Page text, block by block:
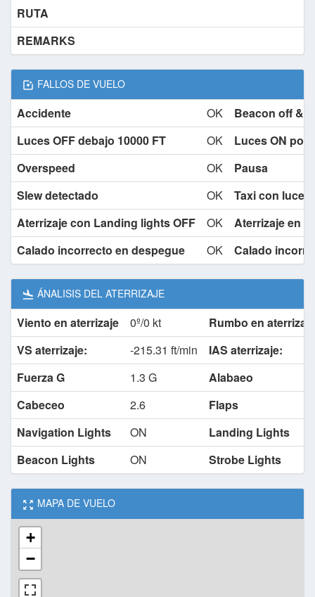
RUTA
REMARKS
FALLOS DE VUELO
Accidente OK
Beacon off &
Luces OFF debajo 10000 FT
OK
Luces ON por
Overspeed
OK
Pausa
Slew detectado
OK
Taxi con luces
Aterrizaje con Landing lights OFF
OK
Aterrizaje en
Calado incorrecto en despegue
OK Calado
ÁNALISIS DEL ATERRIZAJE
Viento en aterrizaje 0º/0 kt
Rumbo en aterrizaje
VS aterrizaje:
-215.31 ft/min
IAS aterrizaje:
Fuerza G
1.3 G
Alabaeo
Cabeceo
2.6
Flaps
Navigation Lights
ON
Landing Lights
Beacon Lights
ON Strobe Lights
MAPA DE VUELO
+
−